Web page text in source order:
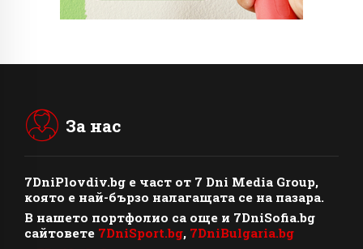
За нас
7DniPlovdiv.bg e част от 7 Dni Media Group,
която е най-бързо налагащата се на пазара.
В нашето портфолио са още и 7DniSofia.bg
сайтовете 7DniSport.bg, 7DniBulgaria.bg